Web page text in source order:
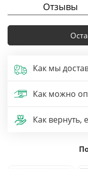
Отзывы
Как мы
Как можно
Как вернуть,